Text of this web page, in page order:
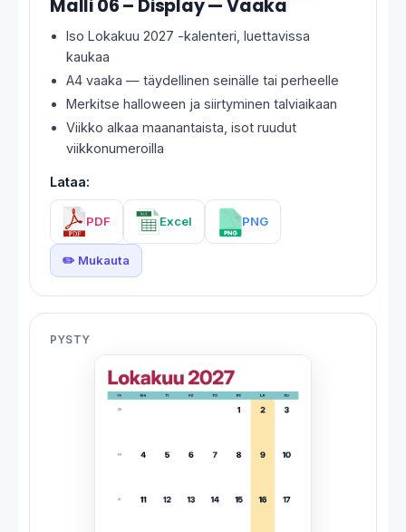
Malli 06 – Display — Vaaka
Iso Lokakuu 2027 -kalenteri, luettavissa
kaukaa
A4 vaaka — täydellinen seinälle tai perheelle
Merkitse halloween ja siirtyminen talviaikaan
Viikko alkaa maanantaista, isot ruudut
viikkonumeroilla
Lataa:
PDF Excel PNG
✏️ Mukauta
PYSTY